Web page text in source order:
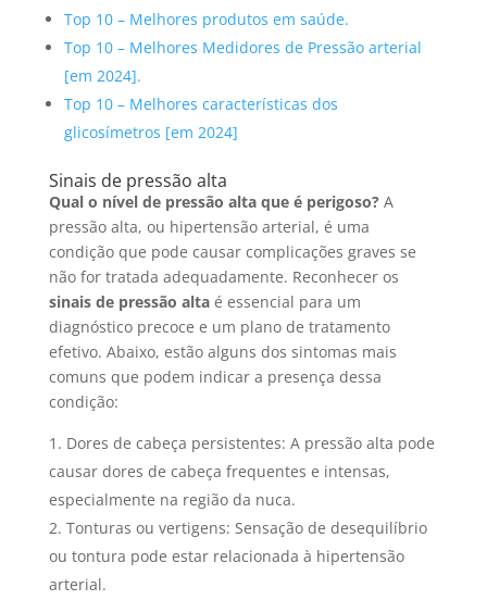
Top 10 – Melhores produtos em saúde.
Top 10 – Melhores Medidores de Pressão arterial
[em 2024].
Top 10 – Melhores características dos
glicosímetros [em 2024]
Sinais de pressão alta
Qual o nível de pressão alta que é perigoso? A
pressão alta, ou hipertensão arterial, é uma
condição que pode causar complicações graves se
não for tratada adequadamente. Reconhecer os
sinais de pressão altaé essencial para um
diagnóstico precoce e um plano de tratamento
efetivo. Abaixo, estão alguns dos sintomas mais
comuns que podem indicar a presença dessa
condição:
Dores de cabeça persistentes: A pressão alta pode
causar dores de cabeça frequentes e intensas,
especialmente na região da nuca.
Tonturas ou vertigens: Sensação de desequilíbrio
ou tontura pode estar relacionada à hipertensão
arterial.